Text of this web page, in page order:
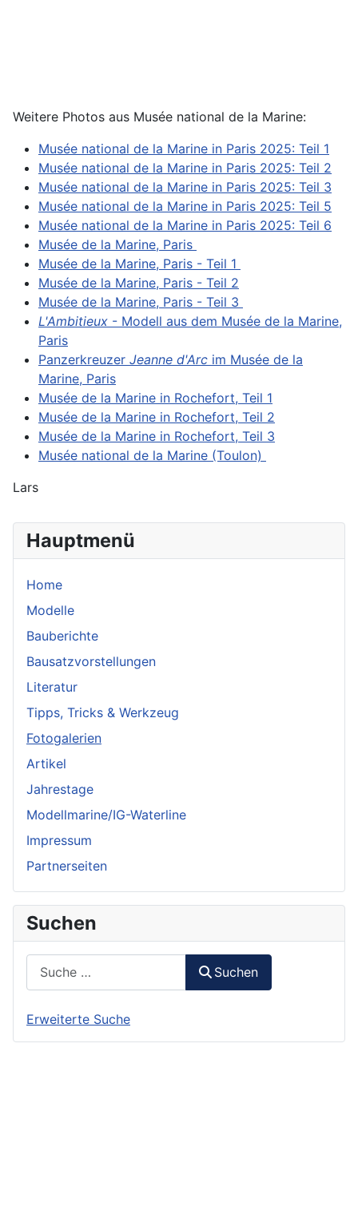
Hauptmenü
Home
Modelle
Bauberichte
Bausatzvorstellungen
Literatur
Tipps, Tricks & Werkzeug
Fotogalerien
Artikel
Jahrestage
Modellmarine/IG-Waterline
Impressum
Partnerseiten
Suchen
Suchen
Erweiterte Suche
Weitere Photos aus Musée national de la Marine:
Musée national de la Marine in Paris 2025: Teil 1
Musée national de la Marine in Paris 2025: Teil 2
Musée national de la Marine in Paris 2025: Teil 3
Musée national de la Marine in Paris 2025: Teil 5
Musée national de la Marine in Paris 2025: Teil 6
Musée de la Marine, Paris
Musée de la Marine, Paris - Teil 1
Musée de la Marine, Paris - Teil 2
Musée de la Marine, Paris - Teil 3
L'Ambitieux - Modell aus dem Musée de la Marine,
Paris
Panzerkreuzer Jeanne d'Arc im Musée de la
Marine, Paris
Musée de la Marine in Rochefort, Teil 1
Musée de la Marine in Rochefort, Teil 2
Musée de la Marine in Rochefort, Teil 3
Musée national de la Marine (Toulon)
Lars